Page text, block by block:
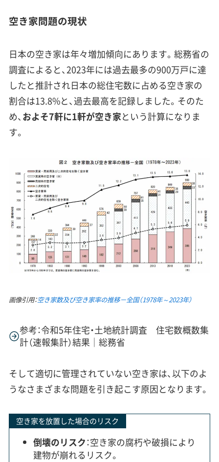
空き家問題の現状
日本の空き家は年々増加傾向にあります。総務省の
調査によると、2023年には過去最多の900万戸に達
したと推計され日本の総住宅数に占める空き家の
割合は13.8%と、過去最高を記録しました。そのた
め、およそ7軒に1軒が空き家という計算になりま
す。
画像引用：空き家数及び空き家率の推移－全国（1978年～2023年）
参考：令和5年住宅・土地統計調査 住宅数概数集
計（速報集計）結果｜総務省
そして適切に管理されていない空き家は、以下のよ
うなさまざまな問題を引き起こす原因となります。
空き家を放置した場合のリスク
倒壊のリスク：空き家の腐朽や破損により
建物が崩れるリスク。